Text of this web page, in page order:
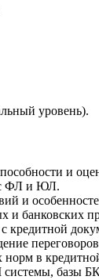
уровень).
и
ФЛ и ЮЛ.
и
и банковских
кредитной
норм в
системы, базы